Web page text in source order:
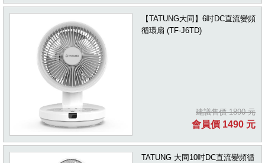
【TATUNG大同】6吋DC直流變頻
循環扇 (TF-J6TD)
建議售價 1890 元
會員價 1490 元
TATUNG 大同10吋DC直流變頻循